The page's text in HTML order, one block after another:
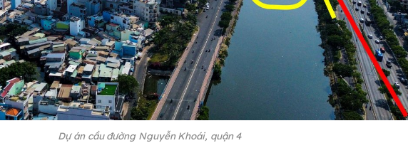
Dự án cầu đường Nguyễn Khoái, quận 4